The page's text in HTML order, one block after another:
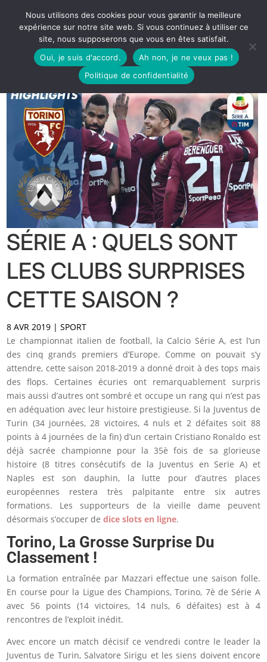
SÉRIE A : QUELS SONT
LES CLUBS SURPRISES
CETTE SAISON ?
8 AVR 2019 |SPORT
Le championnat italien de football, la Calcio Série A, est l’un
des cinq grands premiers d’Europe. Comme on pouvait s’y
attendre, cette saison 2018-2019 a donné droit à des tops mais
des flops. Certaines écuries ont remarquablement surpris
mais aussi d’autres ont sombré et occupe un rang qui n’est pas
en adéquation avec leur histoire prestigieuse. Si la Juventus de
Turin (34 journées, 28 victoires, 4 nuls et 2 défaites soit 88
points à 4 journées de la fin) d’un certain Cristiano Ronaldo est
déjà sacrée championne pour la 35è fois de sa glorieuse
histoire (8 titres consécutifs de la Juventus en Serie A) et
Naples est son dauphin, la lutte pour d’autres places
européennes restera très palpitante entre six autres
formations. Les supporteurs de la vieille dame peuvent
désormais s’occuper dedice slots en ligne.
Torino, La Grosse Surprise Du
Classement !
La formation entraînée par Mazzari effectue une saison folle.
En course pour la Ligue des Champions, Torino, 7è de Série A
avec 56 points (14 victoires, 14 nuls, 6 défaites) est à 4
rencontres de l’exploit inédit.
Avec encore un match décisif ce vendredi contre le leader la
Juventus de Turin, Salvatore Sirigu et les siens doivent encore
Nous utilisons des cookies pour vous garantir la meilleure
expérience sur notre site web. Si vous continuez à utiliser ce
site, nous supposerons que vous en êtes satisfait.
Oui, je suis d'accord.
Ah non, je ne veux pas !
Politique de confidentialité